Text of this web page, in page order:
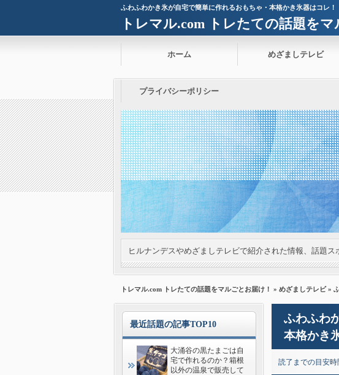
ふわふわかき氷が自宅で簡単に作れるおもちゃ・本格かき氷器はコレ！
トレマル.com トレたての話題をマ
ホーム めざましテレビ
プライバシーポリシー
ヒルナンデスやめざましテレビで紹介された情報、話題
トレマル.com トレたての話題をマルごとお届け！ » めざましテレビ»
ふわふわ
本格かき
読了までの目安時
最近話題の記事TOP10
大涌谷の黒たまごは自
宅で作れるのか？箱根
以外の温泉で販売して